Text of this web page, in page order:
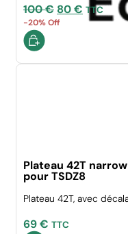
100€ Le
prix
initial
80€ Le
prix
TTC
-20% Off
Plateau 42T
pour TSDZ8
Plateau 42T, avec
69€ TTC